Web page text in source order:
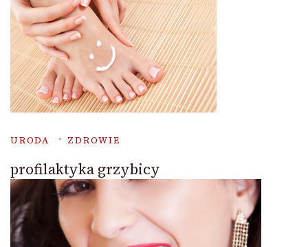
URODA ZDROWIE
profilaktyka grzybicy